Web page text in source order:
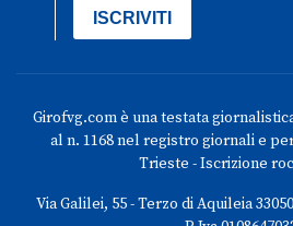
Girofvg.com è una testata
al n. 1168 nel registro giornali e
Trieste - Iscrizione roc
Via Galilei, 55 - Terzo di Aquileia